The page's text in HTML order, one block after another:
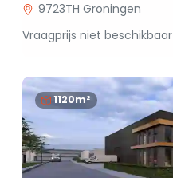
9723TH Groningen
Vraagprijs niet beschikbaar
1120m²